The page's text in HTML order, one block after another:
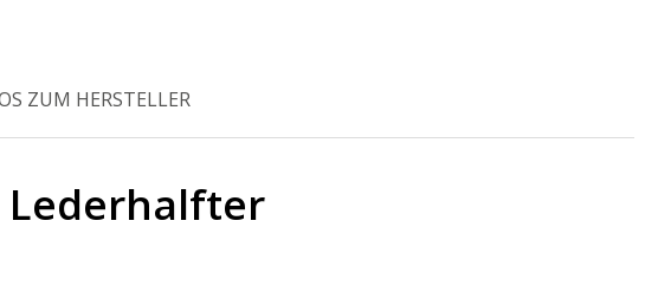
ZUM HERSTELLER
Lederhalfter